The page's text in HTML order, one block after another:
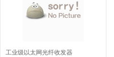
工业级以太网光纤收发器